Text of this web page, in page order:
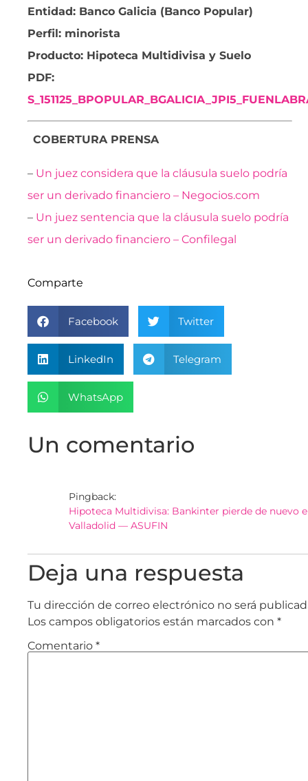
Entidad: Banco Galicia (Banco Popular)
Perfil: minorista
Producto: Hipoteca Multidivisa y Suelo
PDF:
COBERTURA PRENSA
– Un juez considera que la cláusula suelo podría
ser un derivado financiero – Negocios.com
– Un juez sentencia que la cláusula suelo podría
ser un derivado financiero – Confilegal
Comparte
Facebook Twitter
LinkedIn Telegram
WhatsApp
Un comentario
Pingback:
Hipoteca Multidivisa: Bankinter pierde de nuevo
Valladolid — ASUFIN
Deja una respuesta
Tu dirección de correo electrónico no será
Los campos obligatorios están marcados con *
Comentario *